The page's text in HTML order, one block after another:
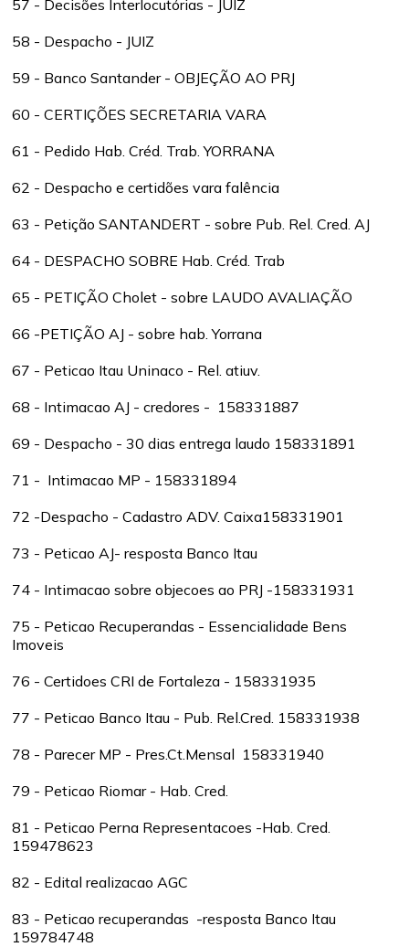
57 - Decisões Interlocutórias - JUIZ
58 - Despacho - JUIZ
59 - Banco Santander - OBJEÇÃO AO PRJ
60 - CERTIÇÕES SECRETARIA VARA
61 - Pedido Hab. Créd. Trab. YORRANA
62 - Despacho e certidões vara falência
63 - Petição SANTANDERT - sobre Pub. Rel. Cred. AJ
64 - DESPACHO SOBRE Hab. Créd. Trab
65 - PETIÇÃO Cholet - sobre LAUDO AVALIAÇÃO
66 -PETIÇÃO AJ - sobre hab. Yorrana
67 - Peticao Itau Uninaco - Rel. atiuv.
68 - Intimacao AJ - credores - 158331887
69 - Despacho - 30 dias entrega laudo 158331891
71 - Intimacao MP - 158331894
72 -Despacho - Cadastro ADV. Caixa158331901
73 - Peticao AJ- resposta Banco Itau
74 - Intimacao sobre objecoes ao PRJ -158331931
75 - Peticao Recuperandas - Essencialidade Bens
Imoveis
76 - Certidoes CRI de Fortaleza - 158331935
77 - Peticao Banco Itau - Pub. Rel.Cred. 158331938
78 - Parecer MP - Pres.Ct.Mensal 158331940
79 - Peticao Riomar - Hab. Cred.
81 - Peticao Perna Representacoes -Hab. Cred.
159478623
82 - Edital realizacao AGC
83 - Peticao recuperandas -resposta Banco Itau
159784748